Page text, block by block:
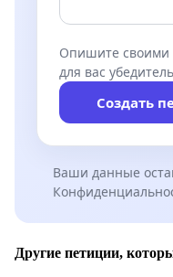
Опишите своими
для вас
Создать
Ваши данные
Другие петиции,